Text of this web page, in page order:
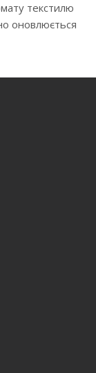
текстилю
оновлюється